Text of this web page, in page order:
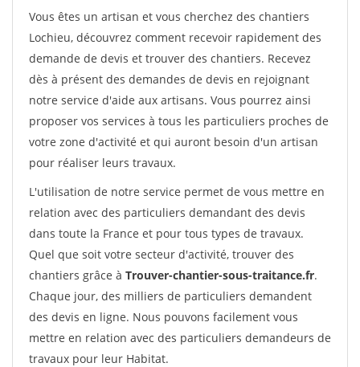
Vous êtes un artisan et vous cherchez des chantiers
Lochieu, découvrez comment recevoir rapidement des
demande de devis et trouver des chantiers. Recevez
dès à présent des demandes de devis en rejoignant
notre service d'aide aux artisans. Vous pourrez ainsi
proposer vos services à tous les particuliers proches de
votre zone d'activité et qui auront besoin d'un artisan
pour réaliser leurs travaux.
L'utilisation de notre service permet de vous mettre en
relation avec des particuliers demandant des devis
dans toute la France et pour tous types de travaux.
Quel que soit votre secteur d'activité, trouver des
chantiers grâce à Trouver-chantier-sous-traitance.fr.
Chaque jour, des milliers de particuliers demandent
des devis en ligne. Nous pouvons facilement vous
mettre en relation avec des particuliers demandeurs de
travaux pour leur Habitat.